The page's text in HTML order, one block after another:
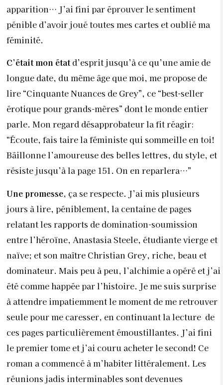
apparition… J’ai fini par éprouver le sentiment
pénible d’avoir joué toutes mes cartes et oublié ma
féminité.
C’était mon état d’esprit jusqu’à ce qu’une amie de
longue date, du même âge que moi, me propose de
lire “Cinquante Nuances de Grey”, ce “best-seller
érotique pour grands-mères” dont le monde entier
parle. Mon regard désapprobateur la fit réagir:
“Écoute, fais taire la féministe qui sommeille en toi!
Bâillonne l’amoureuse des belles lettres, du style, et
résiste jusqu’à la page 151. On en reparlera…”
Une promesse, ça se respecte. J’ai mis plusieurs
jours à lire, péniblement, la centaine de pages
relatant les rapports de domination-soumission
entre l’héroïne, Anastasia Steele, étudiante vierge et
naïve; et son maître Christian Grey, riche, beau et
dominateur. Mais peu à peu, l’alchimie a opéré et j’ai
été comme happée par l’histoire. Je me suis surprise
à attendre impatiemment le moment de me retrouver
seule pour me caresser, en continuant la lecture de
ces pages particulièrement émoustillantes. J’ai fini
le premier tome et j’ai couru acheter le second! Ce
roman a commencé à m’habiter littéralement. Les
réunions jadis interminables sont devenues